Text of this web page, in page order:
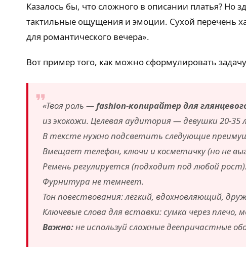
Казалось бы, что сложного в описании платья? Но
тактильные ощущения и эмоции. Сухой перечень
для романтического вечера».
Вот пример того, как можно сформулировать
«Твоя роль — fashion-копирайтер для
из экокожи. Целевая аудитория — девушки 20-
В тексте нужно подсветить следующие
Вмещает телефон, ключи и косметичку (но не
Ремень регулируется (подходит под любой рост).
Фурнитура не темнеет.
Тон повествования: лёгкий, вдохновляющий,
Ключевые слова для вставки: сумка через плечо,
Важно:не используй сложные деепричастные